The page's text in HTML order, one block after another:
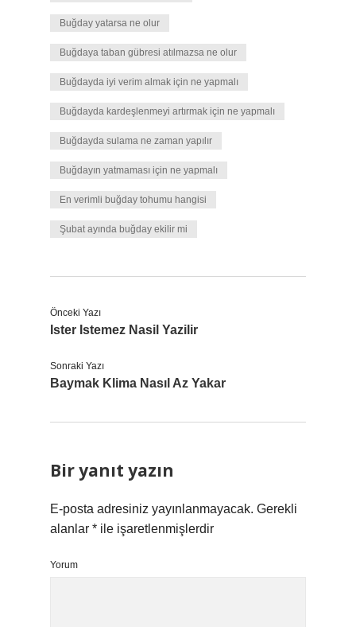
Buğday yatarsa ne olur
Buğdaya taban gübresi atılmazsa ne olur
Buğdayda iyi verim almak için ne yapmalı
Buğdayda kardeşlenmeyi artırmak için ne yapmalı
Buğdayda sulama ne zaman yapılır
Buğdayın yatmaması için ne yapmalı
En verimli buğday tohumu hangisi
Şubat ayında buğday ekilir mi
Önceki Yazı
Ister Istemez Nasil Yazilir
Sonraki Yazı
Baymak Klima Nasıl Az Yakar
Bir yanıt yazın
E-posta adresiniz yayınlanmayacak. Gerekli
alanlar * ile işaretlenmişlerdir
Yorum